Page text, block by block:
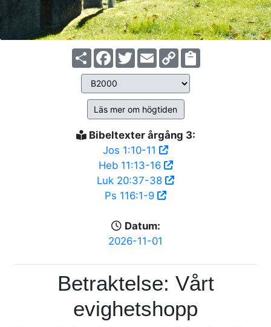
ShareFacebook
TwitterEmailCopy
Link
Läs mer om högtiden
Bibeltexter årgång 3:
Jos 1:10-11
Heb 11:13-16
Luk 20:37-38
Ps 116:1-9
Datum:
2026-11-01
Betraktelse: Vårt
evighetshopp